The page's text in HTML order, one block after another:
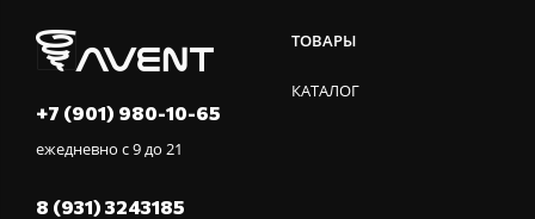
+7 (901) 980-10-65
ежедневно с 9 до 21
8 (931) 3243185
ТОВАРЫ
КАТАЛОГ